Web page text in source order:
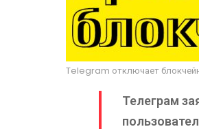
Telegram отключает
Телеграм